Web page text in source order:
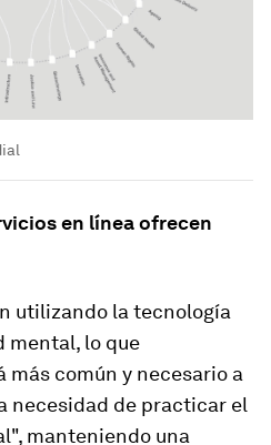
en línea ofrecen
utilizando la tecnología
mental, lo que
común y necesario a
necesidad de practicar el
manteniendo una